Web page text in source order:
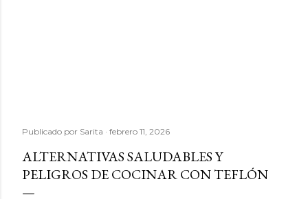
Publicado por Sarita febrero 11, 2026
ALTERNATIVAS SALUDABLES Y
PELIGROS DE COCINAR CON TEFLÓN